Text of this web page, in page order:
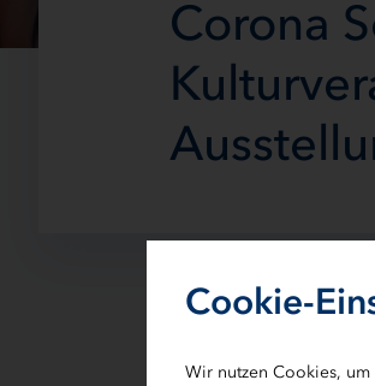
Cookie-
Wir nutzen Cookies,
Corona
Mit den
sichert